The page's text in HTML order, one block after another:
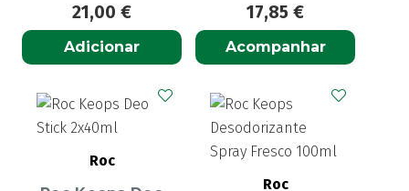
21,00 €
Adicionar
17,85 €
Acompanhar
Roc
Roc